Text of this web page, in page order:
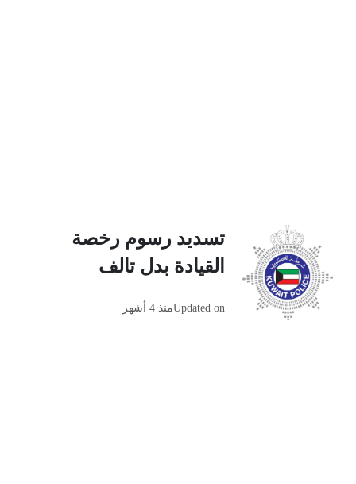
تسديد رسوم رخصة
القيادة بدل تالف
Updated onمنذ 4 أشهر